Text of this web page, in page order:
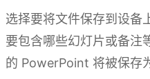
选择要将文件保存到设备
要包含哪些幻灯片或备注
的 PowerPoint 将被保存